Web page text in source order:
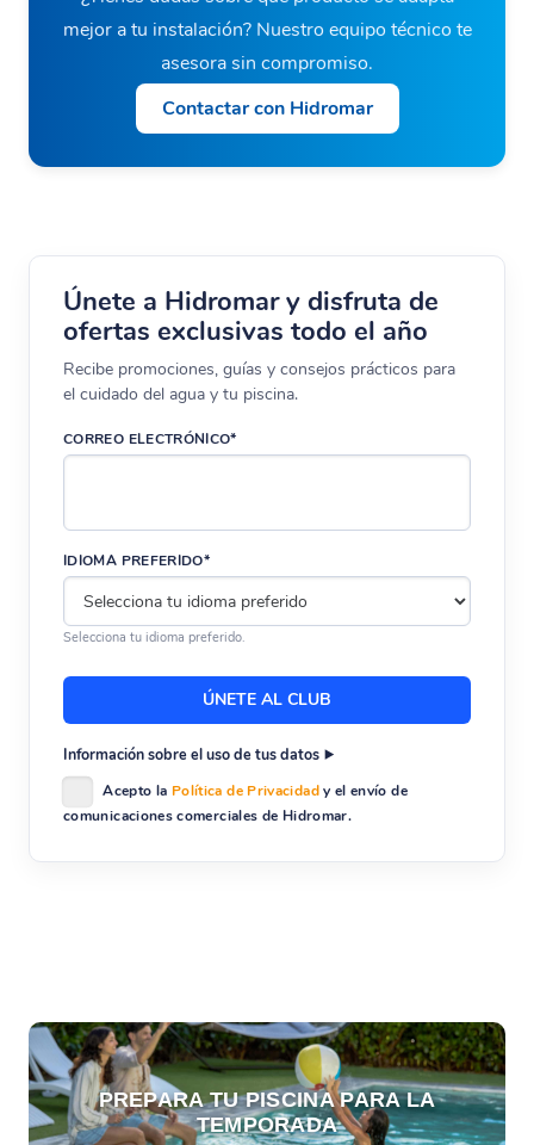
mejor a tu instalación? Nuestro equipo técnico te
asesora sin compromiso.
Contactar con Hidromar
Únete a Hidromar y disfruta de
ofertas exclusivas todo el año
Recibe promociones, guías y consejos prácticos para
el cuidado del agua y tu piscina.
CORREO ELECTRÓNICO*
IDIOMA PREFERIDO*
Selecciona tu idioma preferido.
Información sobre el uso de tus datos
Acepto la Política de Privacidady el envío de
comunicaciones comerciales de Hidromar.
PREPARA TU PISCINA PARA LA
TEMPORADA